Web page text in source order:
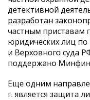
детективной
разработан
частным приставам
юридических лиц
и Верховного суда
поддержано
Еще одним
г. является защита